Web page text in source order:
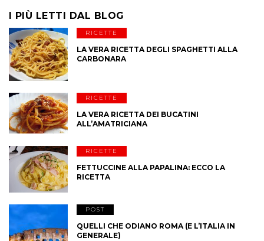
I PIÙ LETTI DAL BLOG
RICETTE
LA VERA RICETTA DEGLI SPAGHETTI ALLA
CARBONARA
RICETTE
LA VERA RICETTA DEI BUCATINI
ALL’AMATRICIANA
RICETTE
FETTUCCINE ALLA PAPALINA: ECCO LA
RICETTA
POST
QUELLI CHE ODIANO ROMA (E L’ITALIA IN
GENERALE)